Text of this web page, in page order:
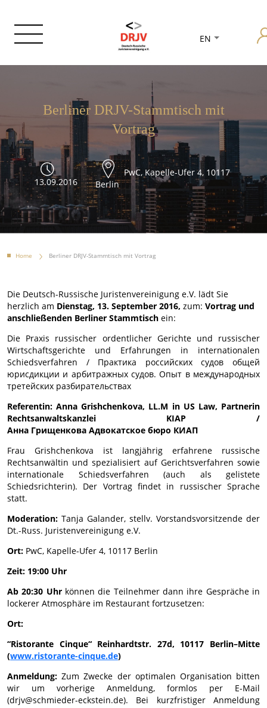
EN
Berliner DRJV-Stammtisch mit
Vortrag
13.09.2016
PwC, Kapelle-Ufer 4, 10117
Berlin
Home Berliner DRJV-Stammtisch mit Vortrag
Die Deutsch-Russische Juristenvereinigung e.V. lädt Sie
herzlich am Dienstag, 13. September 2016, zum: Vortrag und
anschließenden Berliner Stammtisch ein:
Die Praxis russischer ordentlicher Gerichte und russischer
Wirtschaftsgerichte und Erfahrungen in internationalen
Schiedsverfahren / Практика российских судов общей
юрисдикции и арбитражных судов. Опыт в международных
третейских разбирательствах
Referentin: Anna Grishchenkova, LL.M in US Law, Partnerin
Rechtsanwaltskanzlei KIAP /
Анна Грищенкова Адвокатское бюро КИАП
Frau Grishchenkova ist langjährig erfahrene russische
Rechtsanwältin und spezialisiert auf Gerichtsverfahren sowie
internationale Schiedsverfahren (auch als gelistete
Schiedsrichterin). Der Vortrag findet in russischer Sprache
statt.
Moderation: Tanja Galander, stellv. Vorstandsvorsitzende der
Dt.-Russ. Juristenvereinigung e.V.
Ort: PwC, Kapelle-Ufer 4, 10117 Berlin
Zeit: 19:00 Uhr
Ab 20:30 Uhrkönnen die Teilnehmer dann ihre Gespräche in
lockerer Atmosphäre im Restaurant fortzusetzen:
Ort:
“Ristorante Cinque“ Reinhardtstr. 27d, 10117 Berlin–Mitte
(www.ristorante-cinque.de)
Anmeldung:Zum Zwecke der optimalen Organisation bitten
wir um vorherige Anmeldung, formlos per E-Mail
(drjv@schmieder-eckstein.de). Bei kurzfristiger Anmeldung